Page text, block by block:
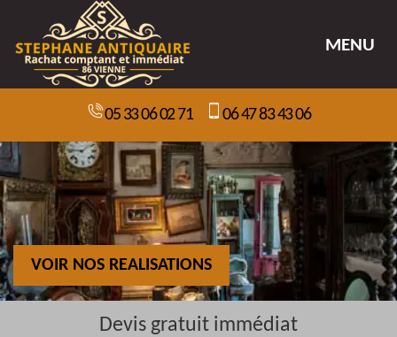
MENU
05 33 06 02 71 06 47 83 43 06
VOIR NOS REALISATIONS
Devis gratuit immédiat